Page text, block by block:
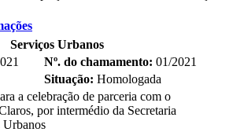
Serviços Urbanos
Nº. do chamamento: 01/2021
Situação: Homologada
a celebração de parceria com o
por intermédio da Secretaria